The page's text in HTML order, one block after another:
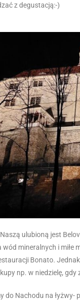
z degustacją:-)
ulubioną jest
wód mineralnych i
Bonato.
np. w niedzielę, gdy
do Nachodu na